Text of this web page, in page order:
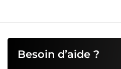
Besoin d’aide ?